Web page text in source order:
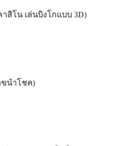
าสิโน เล่นบิงโกแบบ 3D)
ขนำโชค)